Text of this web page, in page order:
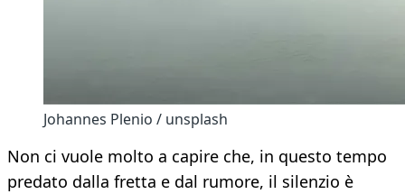
Johannes Plenio / unsplash
Non ci vuole molto a capire che, in questo tempo
predato dalla fretta e dal rumore, il silenzio è